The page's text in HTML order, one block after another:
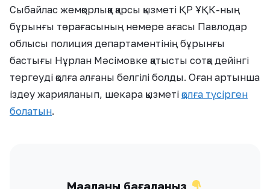
Сыбайлас жемқорлыққа қарсы қызметі ҚР ҰҚК-ның
бұрынғы төрағасының немере ағасы Павлодар
облысы полиция департаментінің бұрынғы
бастығы Нұрлан Мәсімовке қатысты сотқа дейінгі
тергеуді қолға алғаны белгілі болды. Оған артынша
іздеу жарияланып, шекара қызметі қолға түсірген
болатын.
Мақаланы бағалаңыз